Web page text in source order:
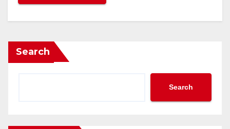
Search
Search